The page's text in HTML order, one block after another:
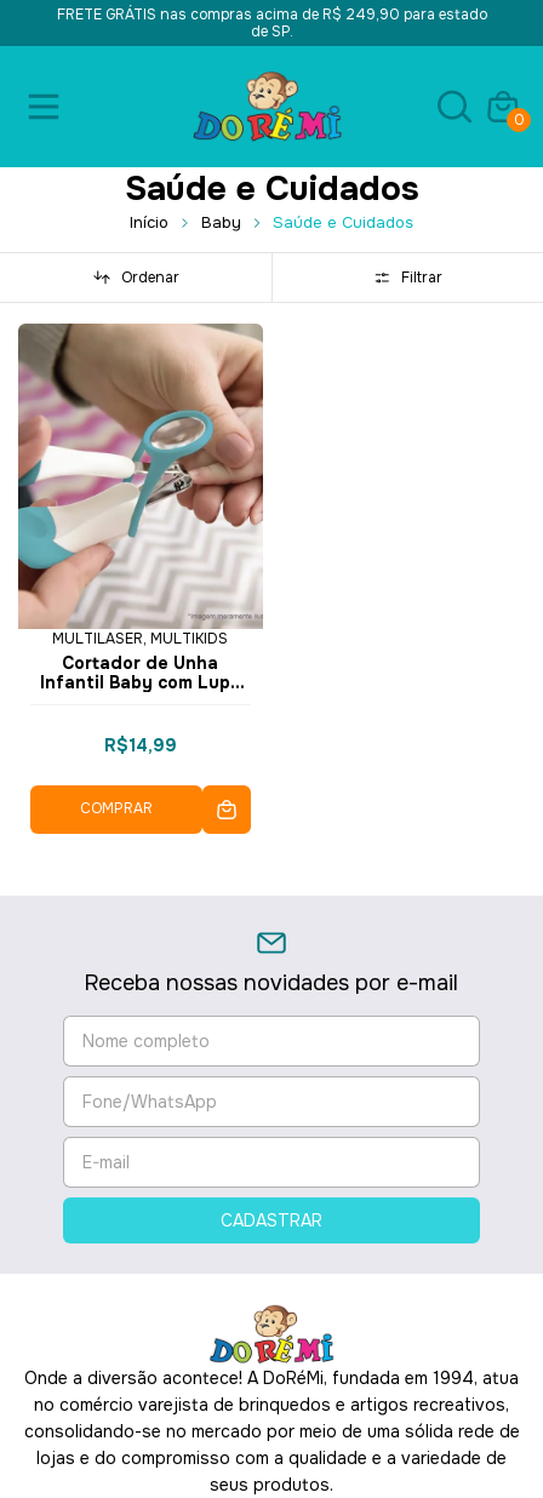
FRETE GRÁTIS nas compras acima de R$ 249,90 para estado
de SP.
0
Saúde e Cuidados
Início Baby Saúde e Cuidados
Ordenar Filtrar
MULTILASER, MULTIKIDS
Cortador de Unha
Infantil Baby com Lupa
R$14,99
COMPRAR
Receba nossas novidades por e-mail
Onde a diversão acontece! A DoRéMi, fundada em 1994, atua
no comércio varejista de brinquedos e artigos recreativos,
consolidando-se no mercado por meio de uma sólida rede de
lojas e do compromisso com a qualidade e a variedade de
seus produtos.